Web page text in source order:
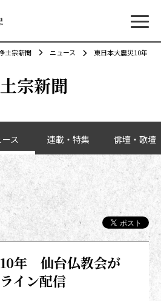
メ
宗新聞
土宗新聞 ニュース 東日本大震災10年
ョン
ス 連載・特集 俳壇・歌壇
年 仙台仏教会が
イン配信